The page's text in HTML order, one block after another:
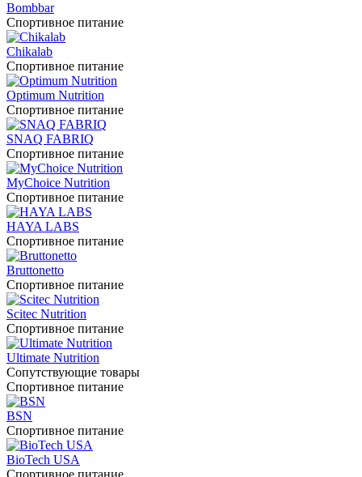
Bombbar
Спортивное питание
Chikalab
Спортивное питание
Optimum Nutrition
Спортивное питание
SNAQ FABRIQ
Спортивное питание
MyChoice Nutrition
Спортивное питание
HAYA LABS
Спортивное питание
Bruttonetto
Спортивное питание
Scitec Nutrition
Спортивное питание
Ultimate Nutrition
Сопутствующие товары
Спортивное питание
BSN
Спортивное питание
BioTech USA
Спортивное питание